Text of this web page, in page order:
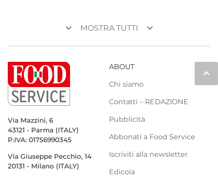
keyboard_arrow_down MOSTRA TUTTI keyboard_arrow_down
keyboard_arrow_up
Via Mazzini, 6
43121 - Parma (ITALY)
P.IVA: 01756990345
Via Giuseppe Pecchio, 14
20131 - Milano (ITALY)
ABOUT
Chi siamo
Contatti – REDAZIONE
Pubblicità
Abbonati a Food Service
Iscriviti alla newsletter
Edicola